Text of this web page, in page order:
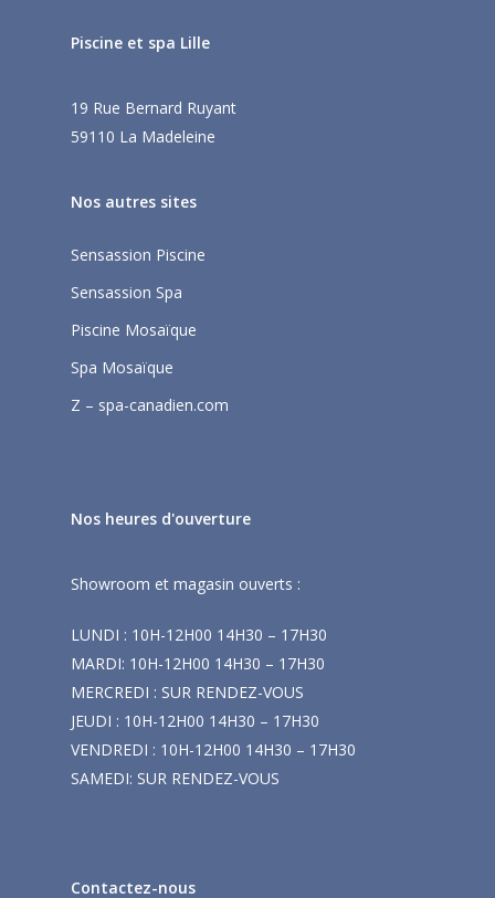
Piscine et spa Lille
19 Rue Bernard Ruyant
59110 La Madeleine
Nos autres sites
Sensassion Piscine
Sensassion Spa
Piscine Mosaïque
Spa Mosaïque
Z – spa-canadien.com
Nos heures d'ouverture
Showroom et magasin ouverts :
LUNDI : 10H-12H00 14H30 – 17H30
MARDI: 10H-12H00 14H30 – 17H30
MERCREDI : SUR RENDEZ-VOUS
JEUDI : 10H-12H00 14H30 – 17H30
VENDREDI : 10H-12H00 14H30 – 17H30
SAMEDI: SUR RENDEZ-VOUS
Contactez-nous